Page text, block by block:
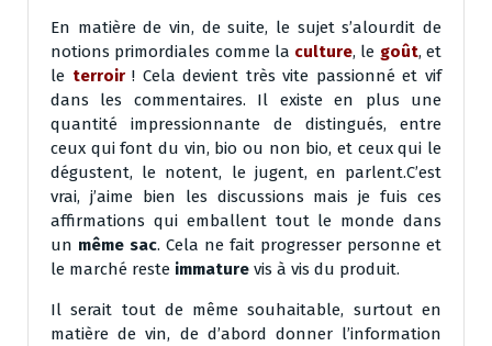
En matière de vin, de suite, le sujet s’alourdit de
notions primordiales comme la culture, le goût, et
le terroir! Cela devient très vite passionné et vif
dans les commentaires. Il existe en plus une
quantité impressionnante de distingués, entre
ceux qui font du vin, bio ou non bio, et ceux qui le
dégustent, le notent, le jugent, en parlent.C’est
vrai, j’aime bien les discussions mais je fuis ces
affirmations qui emballent tout le monde dans
un même sac. Cela ne fait progresser personne et
le marché reste immature vis à vis du produit.
Il serait tout de même souhaitable, surtout en
matière de vin, de d’abord donner l’information